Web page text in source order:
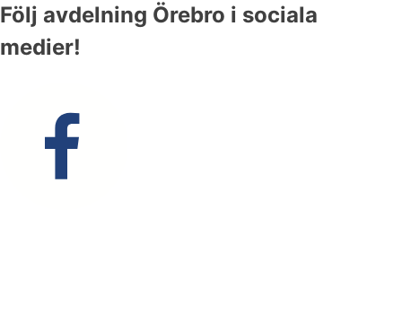
Följ avdelning Örebro i sociala
medier!